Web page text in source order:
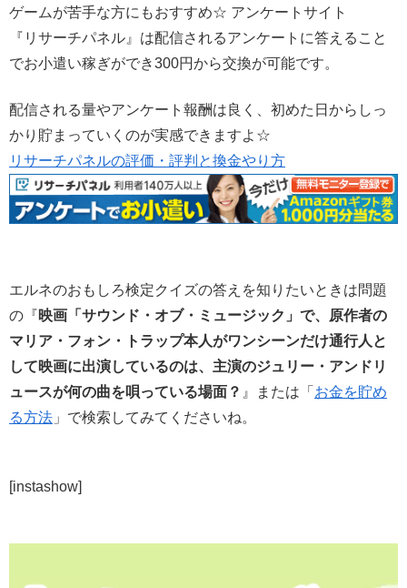
ゲームが苦手な方にもおすすめ☆ アンケートサイト
『リサーチパネル』は配信されるアンケートに答えること
でお小遣い稼ぎができ300円から交換が可能です。
配信される量やアンケート報酬は良く、初めた日からしっ
かり貯まっていくのが実感できますよ☆
リサーチパネルの評価・評判と換金やり方
エルネのおもしろ検定クイズの答えを知りたいときは問題
の『映画「サウンド・オブ・ミュージック」で、原作者の
マリア・フォン・トラップ本人がワンシーンだけ通行人と
して映画に出演しているのは、主演のジュリー・アンドリ
ュースが何の曲を唄っている場面？ 』または「 お金を貯め
る方法 」で検索してみてくださいね。
[instashow]